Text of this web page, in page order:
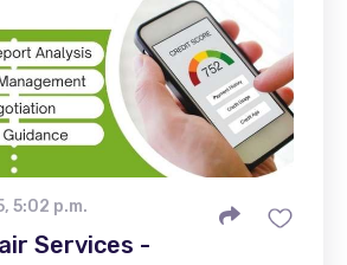
5:02 p.m.
Services -